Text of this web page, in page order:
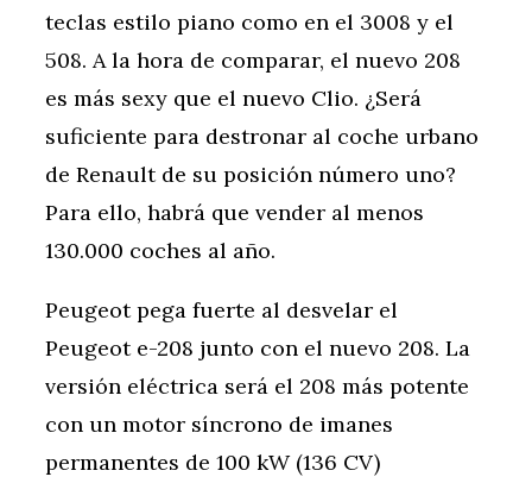
teclas estilo piano como en el 3008 y el
508. A la hora de comparar, el nuevo 208
es más sexy que el nuevo Clio. ¿Será
suficiente para destronar al coche urbano
de Renault de su posición número uno?
Para ello, habrá que vender al menos
130.000 coches al año.
Peugeot pega fuerte al desvelar el
Peugeot e-208 junto con el nuevo 208. La
versión eléctrica será el 208 más potente
con un motor síncrono de imanes
permanentes de 100 kW (136 CV)